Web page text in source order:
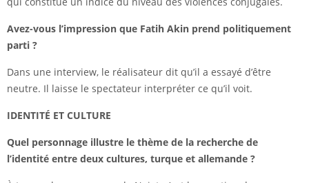
Avez-vous l’impression que Fatih Akin prend politiquement
parti ?
Dans une interview, le réalisateur dit qu’il a essayé d’être
neutre. Il laisse le spectateur interpréter ce qu’il voit.
IDENTITÉ ET CULTURE
Quel personnage illustre le thème de la recherche de
l’identité entre deux cultures, turque et allemande ?